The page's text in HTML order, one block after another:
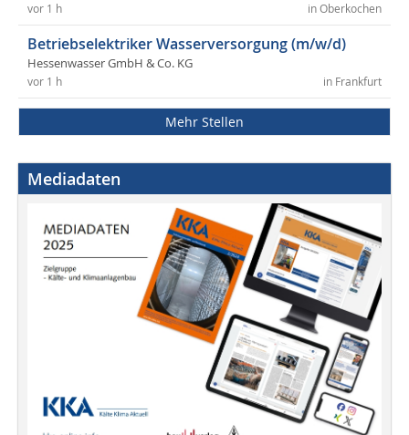
in Oberkochen
vor 1 h
Betriebselektriker Wasserversorgung (m/w/d)
Hessenwasser GmbH & Co. KG
in Frankfurt
vor 1 h
Mehr Stellen
Mediadaten